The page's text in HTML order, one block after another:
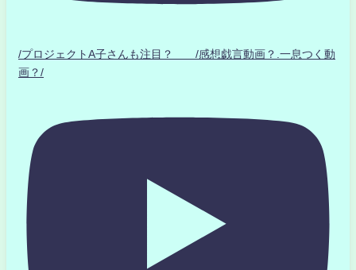
/プロジェクトA子さんも注目？ /感想戯言動画？.一息つく動
画？/